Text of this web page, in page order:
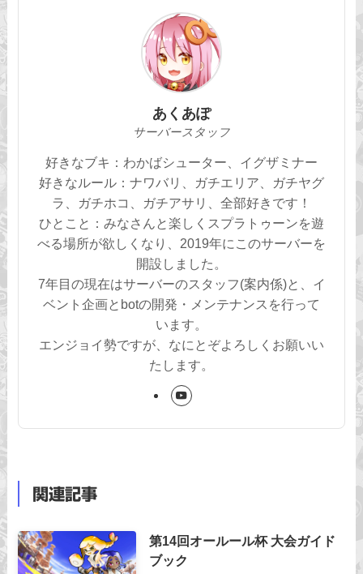
あくあぽ
サーバースタッフ
好きなブキ：わかばシューター、イグザミナー
好きなルール：ナワバリ、ガチエリア、ガチヤグ
ラ、ガチホコ、ガチアサリ、全部好きです！
ひとこと：みなさんと楽しくスプラトゥーンを遊
べる場所が欲しくなり、2019年にこのサーバーを
開設しました。
7年目の現在はサーバーのスタッフ(案内係)と、イ
ベント企画とbotの開発・メンテナンスを行って
います。
エンジョイ勢ですが、なにとぞよろしくお願いい
たします。
関連記事
第14回オールール杯 大会ガイド
ブック